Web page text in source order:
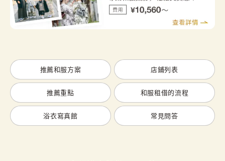
推薦和服方案 店鋪列表
推薦重點 和服租借的流程
浴衣寫真館 常見問答